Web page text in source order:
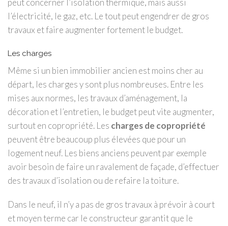
l’électricité, le gaz, etc. Le tout peut engendrer de gros
travaux et faire augmenter fortement le budget.
Les charges
Même si un bien immobilier ancien est moins cher au
départ, les charges y sont plus nombreuses. Entre les
mises aux normes, les travaux d’aménagement, la
décoration et l’entretien, le budget peut vite augmenter,
surtout en copropriété. Les charges de copropriété
peuvent être beaucoup plus élevées que pour un
logement neuf. Les biens anciens peuvent par exemple
avoir besoin de faire un ravalement de façade, d’effectuer
des travaux d’isolation ou de refaire la toiture.
Dans le neuf, il n’y a pas de gros travaux à prévoir à court
et moyen terme car le constructeur garantit que le